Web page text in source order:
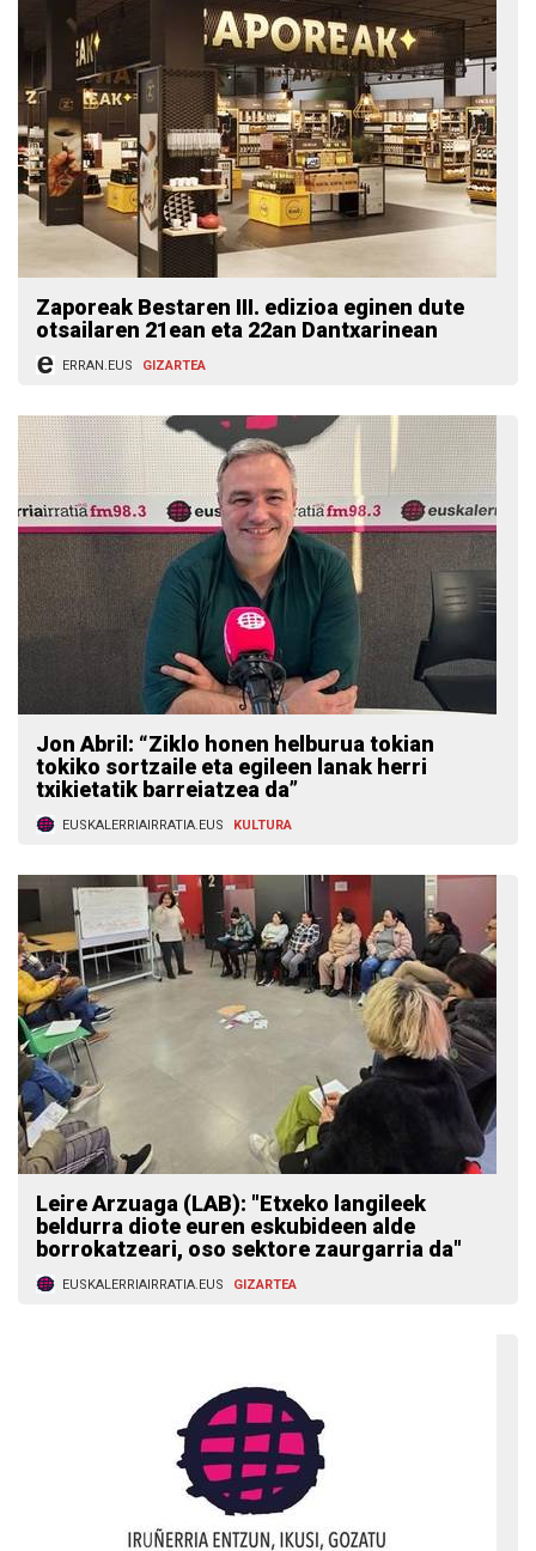
Zaporeak Bestaren III. edizioa eginen dute
otsailaren 21ean eta 22an Dantxarinean
ERRAN.EUS GIZARTEA
Jon Abril: “Ziklo honen helburua tokian
tokiko sortzaile eta egileen lanak herri
txikietatik barreiatzea da”
EUSKALERRIAIRRATIA.EUS KULTURA
Leire Arzuaga (LAB): "Etxeko langileek
beldurra diote euren eskubideen alde
borrokatzeari, oso sektore zaurgarria da"
EUSKALERRIAIRRATIA.EUS GIZARTEA